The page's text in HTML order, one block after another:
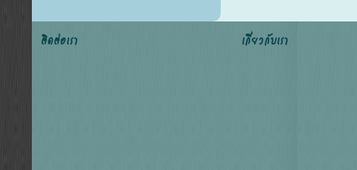
ติดต่อเรา เกี่ยวกับเรา